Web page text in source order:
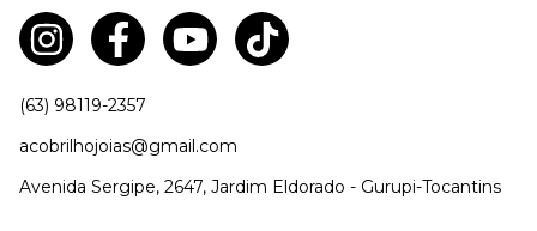
(63) 98119-2357
acobrilhojoias@gmail.com
Avenida Sergipe, 2647, Jardim Eldorado - Gurupi-Tocantins